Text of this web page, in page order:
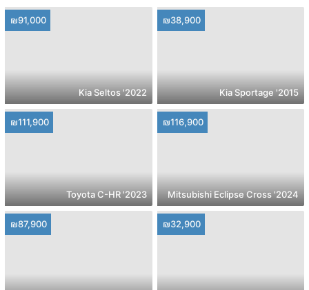
₪38,900
2015' Kia Sportage
₪91,000
2022' Kia Seltos
₪116,900
2024' Mitsubishi Eclipse Cross
₪111,900
2023' Toyota C-HR
₪32,900
₪87,900